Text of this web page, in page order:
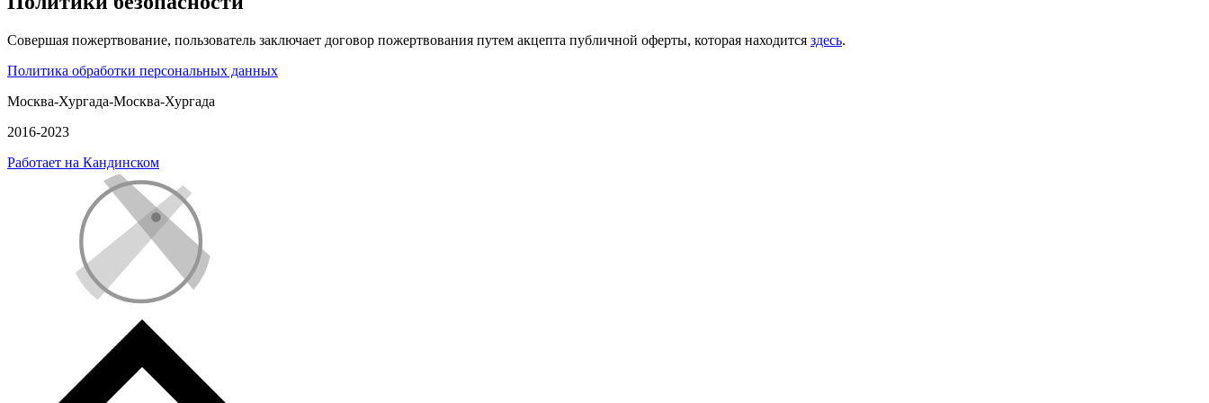
Совершая пожертвование, пользователь заключает договор пожертвования путем акцепта публичной оферты, которая находится здесь.
Политика обработки персональных данных
Москва-Хургада-Москва-Хургада
2016-2023
Работает на Кандинском